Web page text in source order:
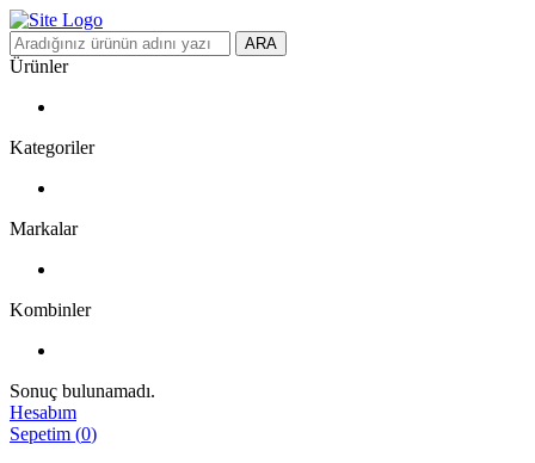
ARA
Ürünler
Kategoriler
Markalar
Kombinler
Sonuç bulunamadı.
Hesabım
Sepetim (0)